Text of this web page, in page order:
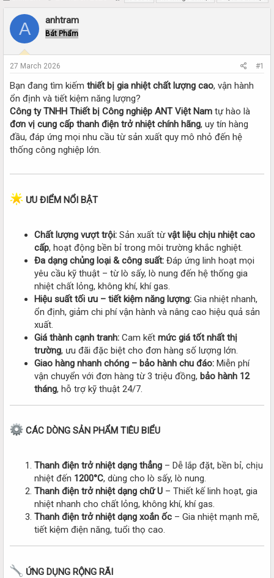
r
a
s
a
r
t
e
r
a
r
t
a
e
A anhtram
Bát Phẩm
27 March 2026 #1
Bạn đang tìm kiếm thiết bị gia nhiệt chất lượng cao, vận hành
ổn định và tiết kiệm năng lượng?
Công ty TNHH Thiết bị Công nghiệp ANT Việt Nam tự hào là
đơn vị cung cấp thanh điện trở nhiệt chính hãng, uy tín hàng
đầu, đáp ứng mọi nhu cầu từ sản xuất quy mô nhỏ đến hệ
thống công nghiệp lớn.
ƯU ĐIỂM NỔI BẬT
Chất lượng vượt trội: Sản xuất từvật liệu chịu nhiệt cao
cấp, hoạt động bền bỉ trong môi trường khắc nghiệt.
Đa dạng chủng loại & công suất: Đáp ứng linh hoạt mọi
yêu cầu kỹ thuật – từ lò sấy, lò nung đến hệ thống gia
nhiệt chất lỏng, không khí, khí gas.
Hiệu suất tối ưu – tiết kiệm năng lượng: Gia nhiệt nhanh,
ổn định, giảm chi phí vận hành và nâng cao hiệu quả sản
xuất.
Giá thành cạnh tranh: Cam kết mức giá tốt nhất thị
trường, ưu đãi đặc biệt cho đơn hàng số lượng lớn.
Giao hàng nhanh chóng – bảo hành chu đáo: Miễn phí
vận chuyển với đơn hàng từ 3 triệu đồng, bảo hành 12
tháng, hỗ trợ kỹ thuật 24/7.
CÁC DÒNG SẢN PHẨM TIÊU BIỂU
Thanh điện trở nhiệt dạng thẳng – Dễ lắp đặt, bền bỉ, chịu
nhiệt đến 1200°C, dùng cho lò sấy, lò nung.
Thanh điện trở nhiệt dạng chữ U – Thiết kế linh hoạt, gia
nhiệt nhanh cho chất lỏng, không khí, khí gas.
Thanh điện trở nhiệt dạng xoắn ốc – Gia nhiệt mạnh mẽ,
tiết kiệm điện năng, tuổi thọ cao.
ỨNG DỤNG RỘNG RÃI